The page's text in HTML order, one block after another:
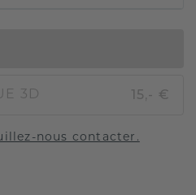
3D 15,- €
nous contacter.